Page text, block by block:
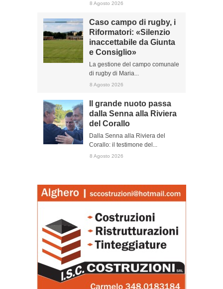
8 Agosto 2026
Caso campo di rugby, i
Riformatori: «Silenzio
inaccettabile da Giunta
e Consiglio»
La gestione del campo comunale
di rugby di Maria...
8 Agosto 2026
Il grande nuoto passa
dalla Senna alla Riviera
del Corallo
Dalla Senna alla Riviera del
Corallo: il testimone del...
8 Agosto 2026